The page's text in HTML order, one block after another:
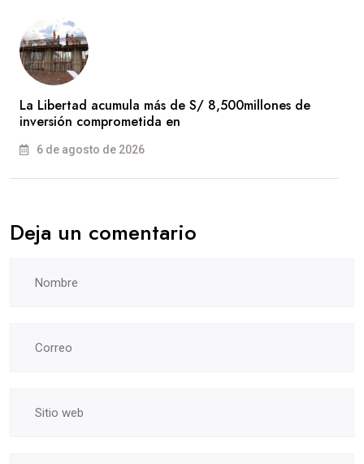
La Libertad acumula más de S/ 8,500millones de
inversión comprometida en
6 de agosto de 2026
Deja un comentario